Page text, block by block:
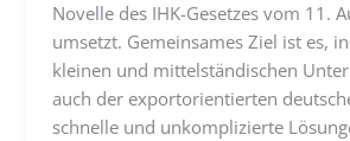
Novelle des IHK-Gesetzes vom 11.
umsetzt. Gemeinsames Ziel ist es,
kleinen und mittelständischen
auch der exportorientierten
schnelle und unkomplizierte